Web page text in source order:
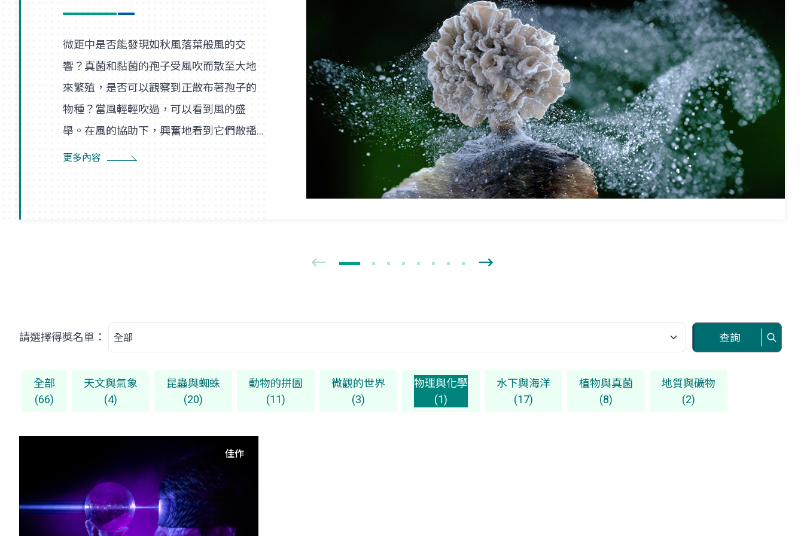
微距中是否能發現如秋風落葉般風的交
響？真菌和黏菌的孢子受風吹而散至大地
來繁殖，是否可以觀察到正散布著孢子的
物種？當風輕輕吹過，可以看到風的盛
舉。在風的協助下，興奮地看到它們散播
孢子的盛況，在精彩過程中也看到了風的
更多內容
請選擇得獎名單： 查詢
全部
(66)
天文與氣象
(4)
昆蟲與蜘蛛
(20)
動物的拼圖
(11)
微觀的世界
(3)
物理與化學
(1)
水下與海洋
(17)
植物與真菌
(8)
地質與礦物
(2)
佳作